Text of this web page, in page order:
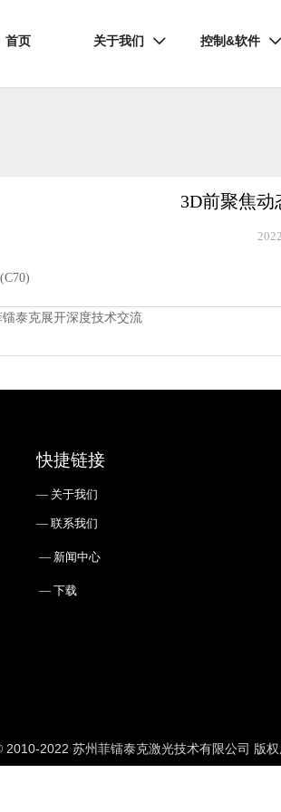
首页 关于我们  控制&软件 
3D前聚焦动
泰克展开深度技术交流
快捷链接
— ㅤ关于我们
— ㅤ联系我们
— ㅤ新闻中心
— ㅤ下载
2010-2022 苏州菲镭泰克激光技术有限公司 版